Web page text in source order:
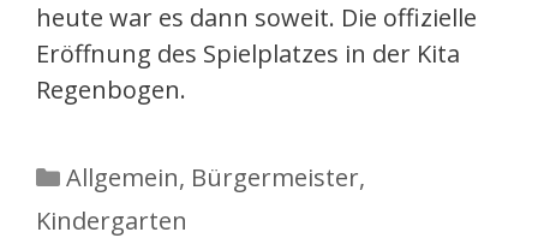
heute war es dann soweit. Die offizielle
Eröffnung des Spielplatzes in der Kita
Regenbogen.
Kategorien
Allgemein, Bürgermeister,
Kindergarten